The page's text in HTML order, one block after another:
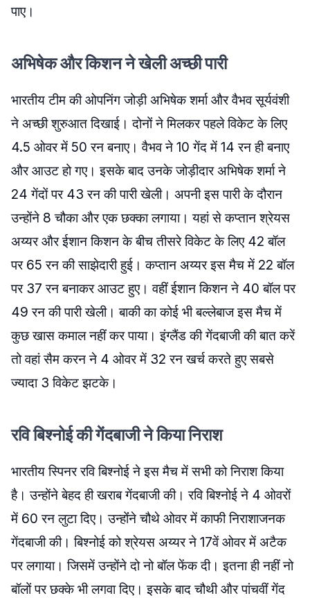
पाए।
अभिषेक और किशन ने खेली अच्छी पारी
भारतीय टीम की ओपनिंग जोड़ी अभिषेक शर्मा और वैभव सूर्यवंशी
ने अच्छी शुरुआत दिखाई। दोनों ने मिलकर पहले विकेट के लिए
4.5 ओवर में 50 रन बनाए। वैभव ने 10 गेंद में 14 रन ही बनाए
और आउट हो गए। इसके बाद उनके जोड़ीदार अभिषेक शर्मा ने
24 गेंदों पर 43 रन की पारी खेली। अपनी इस पारी के दौरान
उन्होंने 8 चौका और एक छक्का लगाया। यहां से कप्तान श्रेयस
अय्यर और ईशान किशन के बीच तीसरे विकेट के लिए 42 बॉल
पर 65 रन की साझेदारी हुई। कप्तान अय्यर इस मैच में 22 बॉल
पर 37 रन बनाकर आउट हुए। वहीं ईशान किशन ने 40 बॉल पर
49 रन की पारी खेली। बाकी का कोई भी बल्लेबाज इस मैच में
कुछ खास कमाल नहीं कर पाया। इंग्लैंड की गेंदबाजी की बात करें
तो वहां सैम करन ने 4 ओवर में 32 रन खर्च करते हुए सबसे
ज्यादा 3 विकेट झटके।
रवि बिश्नोई की गेंदबाजी ने किया निराश
भारतीय स्पिनर रवि बिश्नोई ने इस मैच में सभी को निराश किया
है। उन्होंने बेहद ही खराब गेंदबाजी की। रवि बिश्नोई ने 4 ओवरों
में 60 रन लुटा दिए। उन्होंंने चौथे ओवर में काफी निराशाजनक
गेंदबाजी की। बिश्नोई को श्रेयस अय्यर ने 17वें ओवर में अटैक
पर लगाया। जिसमें उन्होंने दो नो बॉल फेंक दी। इतना ही नहीं नो
बॉलों पर छक्के भी लगवा दिए। इसके बाद चौथी और पांचवीं गेंद